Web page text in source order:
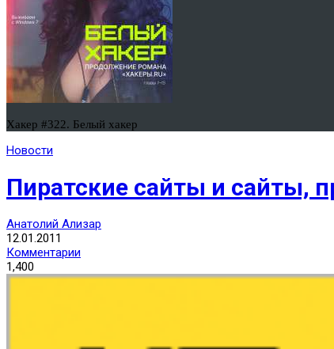
Хакер #322. Белый хакер
Новости
Пиратские сайты и сайты,
Анатолий Ализар
12.01.2011
Комментарии
1,400